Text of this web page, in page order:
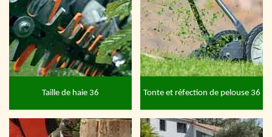
Taille de haie 36 Tonte et réfection de pelouse 36